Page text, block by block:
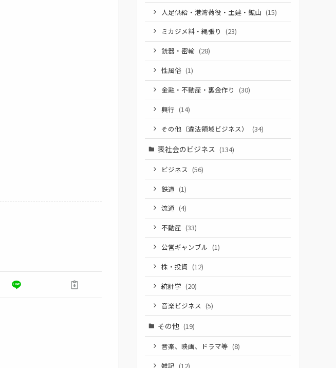
人足供給・港湾荷役・土建・鉱山 (15)
ミカジメ料・縄張り
(23)
銃器・密輸 (28)
性風俗 (1)
金融・不動産・裏金作り
(30)
興行 (14)
その他（違法領域ビジネス）
(34)
表社会のビジネス (134)
ビジネス (56)
鉄道 (1)
流通 (4)
不動産 (33)
公営ギャンブル (1)
株・投資 (12)
統計学 (20)
音楽ビジネス (5)
その他 (19)
音楽、映画、ドラマ等 (8)
雑記 (12)